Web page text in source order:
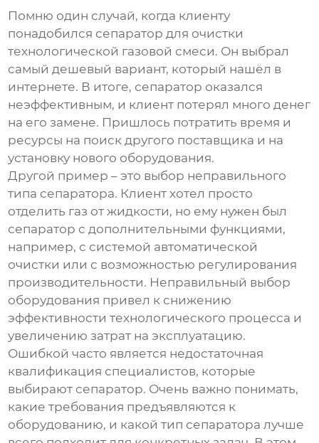
Помню один случай, когда клиенту
понадобился сепаратор для очистки
технологической газовой смеси. Он выбрал
самый дешевый вариант, который нашёл в
интернете. В итоге, сепаратор оказался
неэффективным, и клиент потерял много денег
на его замене. Пришлось потратить время и
ресурсы на поиск другого поставщика и на
установку нового оборудования.
Другой пример – это выбор неправильного
типа сепаратора. Клиент хотел просто
отделить газ от жидкости, но ему нужен был
сепаратор с дополнительными функциями,
например, с системой автоматической
очистки или с возможностью регулирования
производительности. Неправильный выбор
оборудования привел к снижению
эффективности технологического процесса и
увеличению затрат на эксплуатацию.
Ошибкой часто является недостаточная
квалификация специалистов, которые
выбирают сепаратор. Очень важно понимать,
какие требования предъявляются к
оборудованию, и какой тип сепаратора лучше